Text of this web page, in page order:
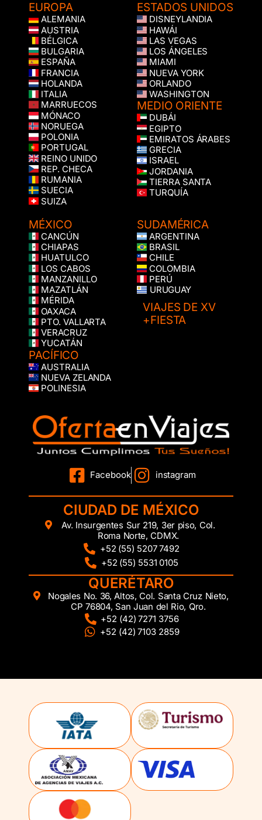
EUROPA
ALEMANIA
AUSTRIA
BÉLGICA
BULGARIA
ESPAÑA
FRANCIA
HOLANDA
ITALIA
MARRUECOS
MÓNACO
NORUEGA
POLONIA
PORTUGAL
REINO UNIDO
REP. CHECA
RUMANIA
SUECIA
SUIZA
ESTADOS UNIDOS
DISNEYLANDIA
HAWÁI
LAS VEGAS
LOS ÁNGELES
MIAMI
NUEVA YORK
ORLANDO
WASHINGTON
MEDIO ORIENTE
DUBÁI
EGIPTO
EMIRATOS ÁRABES
GRECIA
ISRAEL
JORDANIA
TIERRA SANTA
TURQUÍA
MÉXICO
CANCÚN
CHIAPAS
HUATULCO
LOS CABOS
MANZANILLO
MAZATLÁN
MÉRIDA
OAXACA
PTO. VALLARTA
VERACRUZ
YUCATÁN
PACÍFICO
AUSTRALIA
NUEVA ZELANDA
POLINESIA
SUDAMÉRICA
ARGENTINA
BRASIL
CHILE
COLOMBIA
PERÚ
URUGUAY
VIAJES DE XV
+FIESTA
Facebook instagram
CIUDAD DE MÉXICO
Av. Insurgentes Sur 219, 3er piso, Col.
Roma Norte, CDMX.
+52 (55) 5207 7492
+52 (55) 5531 0105
QUERÉTARO
Nogales No. 36, Altos, Col. Santa Cruz Nieto,
CP 76804, San Juan del Rio, Qro.
+52 (42) 7271 3756
+52 (42) 7103 2859